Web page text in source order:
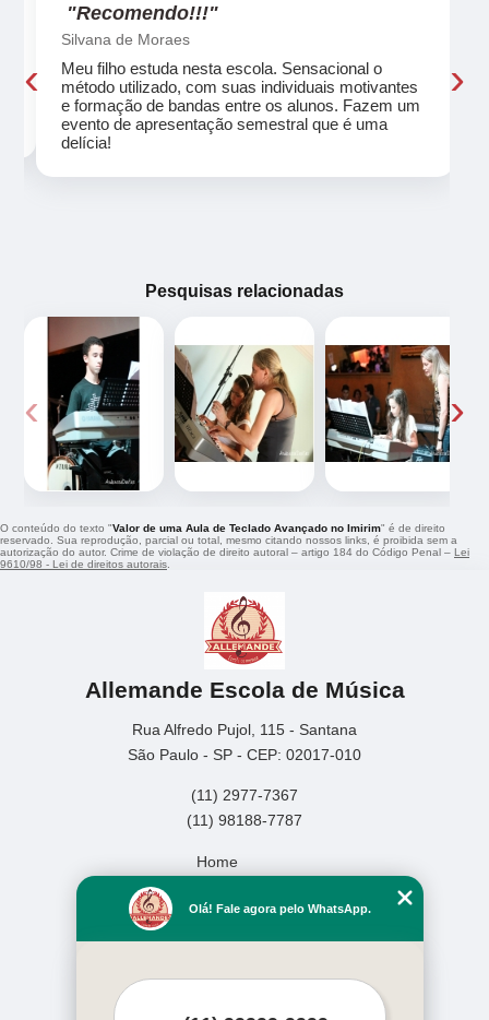
"Recomendo!!!"
Silvana de Moraes
Meu filho estuda nesta escola. Sensacional o
método utilizado, com suas individuais motivantes
e formação de bandas entre os alunos. Fazem um
evento de apresentação semestral que é uma
delícia!
‹ ›
Pesquisas relacionadas
‹ ›
O conteúdo do texto "Valor de uma Aula de Teclado Avançado no Imirim" é de direito
reservado. Sua reprodução, parcial ou total, mesmo citando nossos links, é proibida sem a
autorização do autor. Crime de violação de direito autoral – artigo 184 do Código Penal – Lei
9610/98 - Lei de direitos autorais
Allemande Escola de Música
Rua Alfredo Pujol, 115 - Santana
São Paulo - SP - CEP: 02017-010
(11) 2977-7367
(11) 98188-7787
Home
Missão
Serviços
Mais Serviços
Olá! Fale agora pelo WhatsApp.